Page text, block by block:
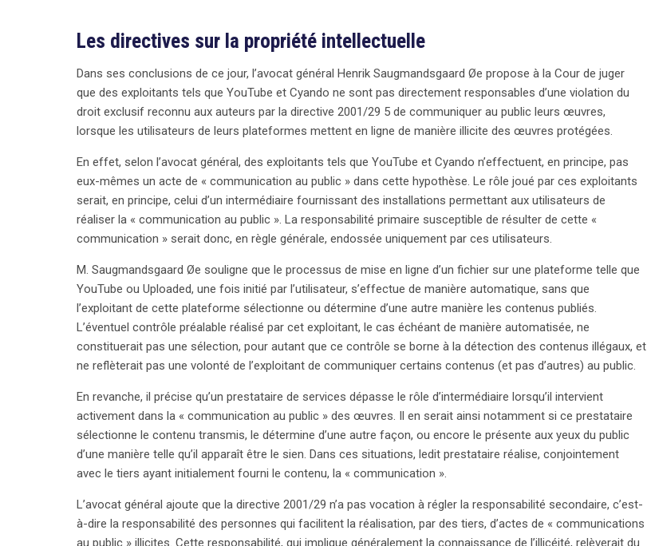
Les directives sur la propriété intellectuelle
Dans ses conclusions de ce jour, l’avocat général Henrik Saugmandsgaard Øe propose à la Cour de juger
que des exploitants tels que YouTube et Cyando ne sont pas directement responsables d’une violation du
droit exclusif reconnu aux auteurs par la directive 2001/29 5 de communiquer au public leurs œuvres,
lorsque les utilisateurs de leurs plateformes mettent en ligne de manière illicite des œuvres protégées.
En effet, selon l’avocat général, des exploitants tels que YouTube et Cyando n’effectuent, en principe, pas
eux-mêmes un acte de « communication au public » dans cette hypothèse. Le rôle joué par ces exploitants
serait, en principe, celui d’un intermédiaire fournissant des installations permettant aux utilisateurs de
réaliser la « communication au public ». La responsabilité primaire susceptible de résulter de cette «
communication » serait donc, en règle générale, endossée uniquement par ces utilisateurs.
M. Saugmandsgaard Øe souligne que le processus de mise en ligne d’un fichier sur une plateforme telle que
YouTube ou Uploaded, une fois initié par l’utilisateur, s’effectue de manière automatique, sans que
l’exploitant de cette plateforme sélectionne ou détermine d’une autre manière les contenus publiés.
L’éventuel contrôle préalable réalisé par cet exploitant, le cas échéant de manière automatisée, ne
constituerait pas une sélection, pour autant que ce contrôle se borne à la détection des contenus illégaux, et
ne reflèterait pas une volonté de l’exploitant de communiquer certains contenus (et pas d’autres) au public.
En revanche, il précise qu’un prestataire de services dépasse le rôle d’intermédiaire lorsqu’il intervient
activement dans la « communication au public » des œuvres. Il en serait ainsi notamment si ce prestataire
sélectionne le contenu transmis, le détermine d’une autre façon, ou encore le présente aux yeux du public
d’une manière telle qu’il apparaît être le sien. Dans ces situations, ledit prestataire réalise, conjointement
avec le tiers ayant initialement fourni le contenu, la « communication ».
L’avocat général ajoute que la directive 2001/29 n’a pas vocation à régler la responsabilité secondaire, c’est-
à-dire la responsabilité des personnes qui facilitent la réalisation, par des tiers, d’actes de « communications
au public » illicites. Cette responsabilité, qui implique généralement la connaissance de l’illicéité, relèverait du